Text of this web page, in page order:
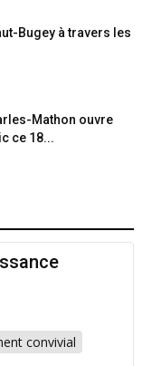
Bugey à travers les
Mathon ouvre
ce 18...
convivial